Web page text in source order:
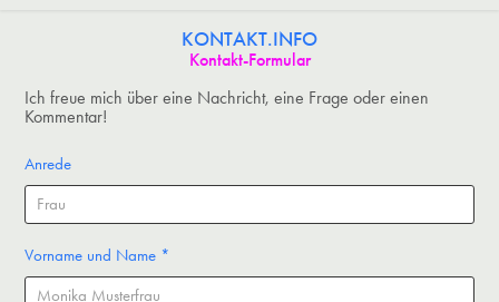
KONTAKT.INFO
Kontakt-Formular
Ich freue mich über eine Nachricht, eine Frage oder einen
Kommentar!
Anrede
Vorname und Name *